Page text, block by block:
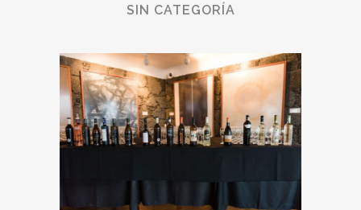
SIN CATEGORÍA